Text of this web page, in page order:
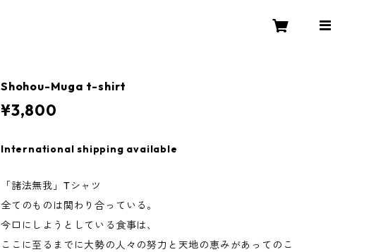
Shohou-Muga t-shirt
¥3,800
International shipping available
「諸法無我」Tシャツ
全てのものは関わり合っている。
今口にしようとしている食事は、
ここに至るまでに大勢の人々の努力と天地の恵みがあってのこ